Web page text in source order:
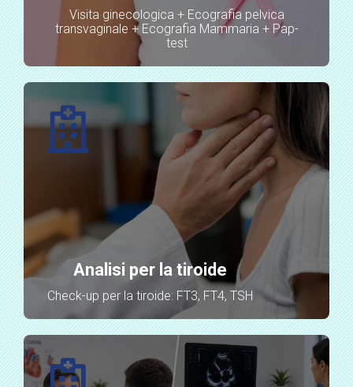
Visita ginecologica + Ecografia pelvica
transvaginale + Ecografia Mammaria + Pap-
test
Analisi per la tiroide
Check-up per la tiroide: FT3, FT4, TSH